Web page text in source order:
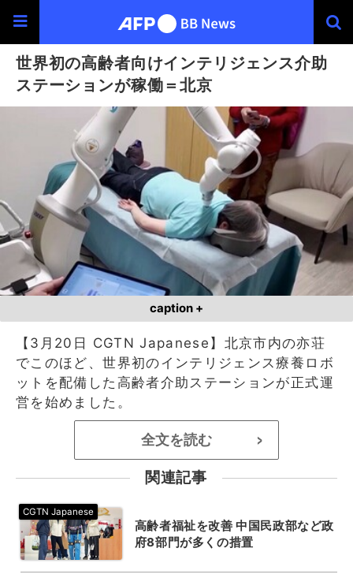
世界初の高齢者向けインテリジェンス介助
ステーションが稼働＝北京
caption +
【3月20日 CGTN Japanese】北京市内の亦荘
でこのほど、世界初のインテリジェンス療養ロボ
ットを配備した高齢者介助ステーションが正式運
営を始めました。
全文を読む >
関連記事
高齢者福祉を改善 中国民政部など政
府8部門が多くの措置